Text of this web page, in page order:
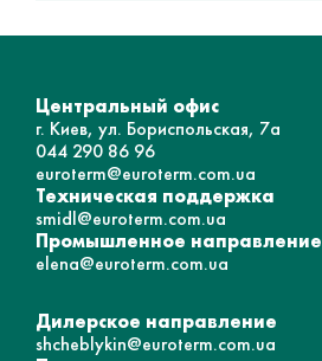
Центральный офис
г. Киев, ул. Бориспольская, 7а
044 290 86 96
euroterm@euroterm.com.ua
Техническая поддержка
smidl@euroterm.com.ua
Промышленное направление
elena@euroterm.com.ua
Дилерское направление
shcheblykin@euroterm.com.ua